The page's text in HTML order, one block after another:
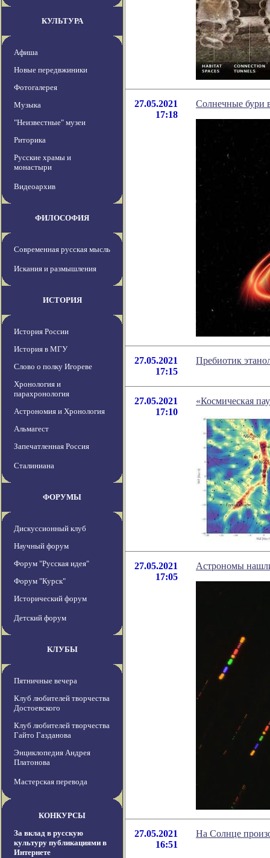
КУЛЬТУРА
Афиша
Новые передвжиники
Фотогалерея
Музыка
"Неизвестные" музеи
Риторика
Русские храмы и
монастыри
Видеоархив
ФИЛОСОФИЯ
Современная русская мысль
Искания и размышления
ИСТОРИЯ
История России
История в МГУ
Слово о полку Игореве
Хронология и
парахронология
Астрономия и Хронология
Альмагест
Запечатленная Россия
Сталиниана
ФОРУМЫ
Дискуссионный клуб
Научный форум
Форум "Русская идея"
Форум "Курск"
Исторический форум
Детский форум
КЛУБЫ
Пятничные вечера
Клуб любителей творчества
Достоевского
Клуб любителей творчества
Гайто Газданова
Энциклопедия Андрея
Платонова
Мастерская перевода
КОНКУРСЫ
За вклад в русскую
культуру публикациями в
Интернете
27.05.2021
17:18
Солнечные бури
27.05.2021
17:15
Пребиотик
27.05.2021
17:10
«Космическая
27.05.2021
17:05
Астрономы
27.05.2021
16:51
На Солнце